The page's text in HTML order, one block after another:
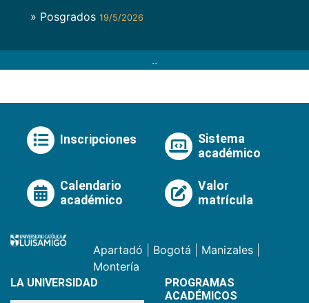
» Posgrados 19/5/2026
..
Inscripciones
Sistema
académico
Calendario
académico
Valor
matrícula
Apartadó Bogotá Manizales
Montería
LA UNIVERSIDAD
PROGRAMAS
ACADÉMICOS